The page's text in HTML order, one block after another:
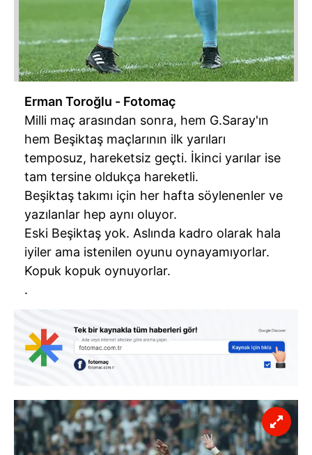
Erman Toroğlu - Fotomaç
Milli maç arasından sonra, hem G.Saray'ın
hem Beşiktaş maçlarının ilk yarıları
temposuz, hareketsiz geçti. İkinci yarılar ise
tam tersine oldukça hareketli.
Beşiktaş takımı için her hafta söylenenler ve
yazılanlar hep aynı oluyor.
Eski Beşiktaş yok. Aslında kadro olarak hala
iyiler ama istenilen oyunu oynayamıyorlar.
Kopuk kopuk oynuyorlar.
.